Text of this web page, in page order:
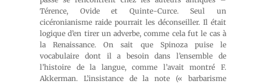
Térence, Ovide et Quinte-Curce. Seul un
cicéronianisme raide pourrait les déconseiller. Il était
logique d’en tirer un adverbe, comme cela fut le cas à
la Renaissance. On sait que Spinoza puise le
vocabulaire dont il a besoin dans l’ensemble de
l’histoire de la langue, comme l’avait montré F.
Akkerman. L’insistance de la note (« barbarisme